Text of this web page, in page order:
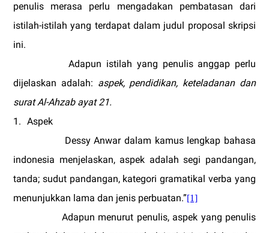
penulis merasa perlu mengadakan pembatasan dari
istilah-istilah yang terdapat dalam judul proposal skripsi
ini.
Adapun istilah yang penulis anggap perlu
dijelaskan adalah: aspek, pendidikan, keteladanan dan
surat Al-Ahzab ayat 21.
1. Aspek
Dessy Anwar dalam kamus lengkap bahasa
indonesia menjelaskan, aspek adalah segi pandangan,
tanda; sudut pandangan, kategori gramatikal verba yang
menunjukkan lama dan jenis perbuatan.”[1]
Adapun menurut penulis, aspek yang penulis